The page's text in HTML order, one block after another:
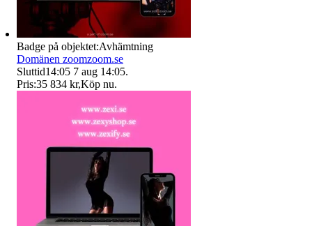
Badge på objektet:Avhämtning
Domänen zoomzoom.se
Sluttid14:05 7 aug 14:05.
Pris:35 834 kr,Köp nu.